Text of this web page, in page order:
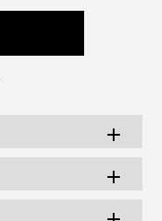
add
add